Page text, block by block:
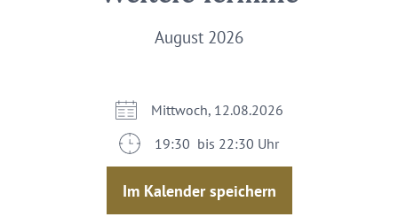
August 2026
Mittwoch, 12.08.2026
19:30 bis 22:30 Uhr
Im Kalender speichern